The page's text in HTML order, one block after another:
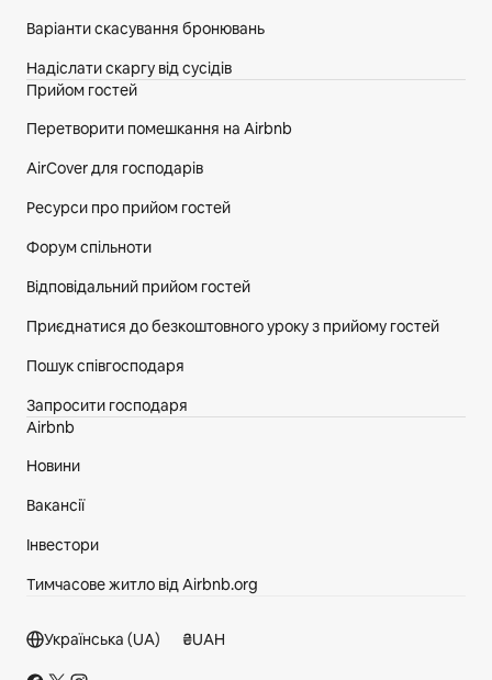
Варіанти скасування бронювань
Надіслати скаргу від сусідів
Прийом гостей
Перетворити помешкання на Airbnb
AirCover для господарів
Ресурси про прийом гостей
Форум спільноти
Відповідальний прийом гостей
Приєднатися до безкоштовного уроку з прийому гостей
Пошук співгосподаря
Запросити господаря
Airbnb
Новини
Вакансії
Інвестори
Тимчасове житло від Airbnb.org
Розділ нижнього колонтитула
Українська (UA) ₴UAH